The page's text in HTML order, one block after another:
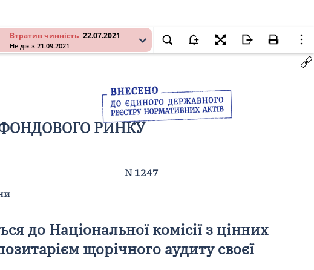
Втратив чинність 22.07.2021
Не діє з 21.09.2021